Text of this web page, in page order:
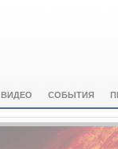
ВИДЕО СОБЫТИЯ